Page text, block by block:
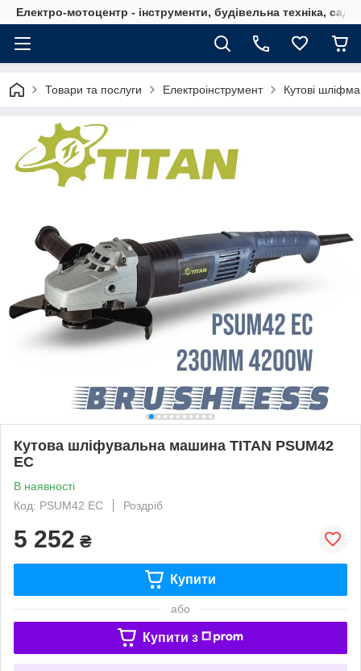
Електро-мотоцентр - інструменти, будівельна техніка,
Товари та послуги Електроінструмент Кутові
Кутова шліфувальна машина TITAN PSUM42
EC
В наявності
Код: PSUM42 EC
Роздріб
5 252 ₴
Купити
або
Купити з